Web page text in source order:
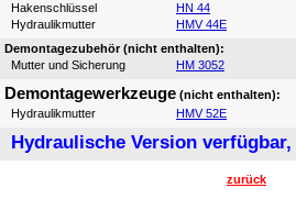
Hakenschlüssel
HN 44
Hydraulikmutter
HMV 44E
Demontagezubehör (nicht enthalten):
Mutter und Sicherung
HM 3052
Demontagewerkzeuge (nicht enthalten):
Hydraulikmutter
HMV 52E
Hydraulische Version verfügbar,
zurück